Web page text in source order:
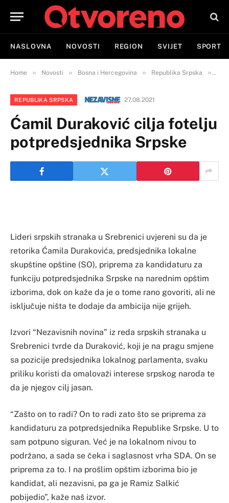
NASLOVNA NOVOSTI REGION SVIJET SPORT
Home » Novosti » Bosna i Hercegovina » Republika Srpska »
REPUBLIKA SRPSKA 27.08.2021
Ćamil Duraković cilja fotelju
potpredsjednika Srpske
Lideri srpskih stranaka u Srebrenici uvjereni su da je
retorika Ćamila Durakovića, predsjednika lokalne
skupštine opštine (SO), priprema za kandidaturu za
funkciju potpredsjednika Srpske na narednim opštim
izborima, dok on kaže da je o tome rano govoriti, ali ne
isključuje ništa te dodaje da ambicija nije grijeh.
Izvori “Nezavisnih novina” iz reda srpskih stranaka u
Srebrenici tvrde da Duraković, koji je na pragu smjene
sa pozicije predsjednika lokalnog parlamenta, svaku
priliku koristi da omalovaži interese srpskog naroda te
da je njegov cilj jasan.
“Zašto on to radi? On to radi zato što se priprema za
kandidaturu za potpredsjednika Republike Srpske. U to
sam potpuno siguran. Već je na lokalnom nivou to
podržano, a sada se čeka i saglasnost vrha SDA. On se
priprema za to. I na prošlim opštim izborima bio je
kandidat, ali nezavisni, pa ga je Ramiz Salkić
pobijedio”, kaže naš izvor.